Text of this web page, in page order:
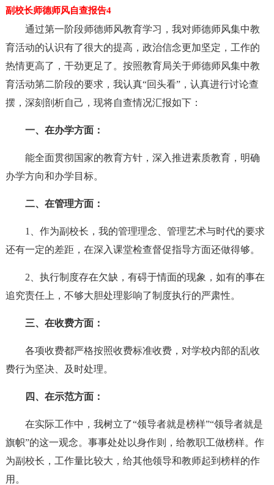
副校长师德师风自查报告4
通过第一阶段师德师风教育学习，我对师德师风集中教
育活动的认识有了很大的提高，政治信念更加坚定，工作的
热情更高了，干劲更足了。按照教育局关于师德师风集中教
育活动第二阶段的要求，我认真“回头看”，认真进行讨论查
摆，深刻剖析自己，现将自查情况汇报如下：
一、在办学方面：
能全面贯彻国家的教育方针，深入推进素质教育，明确
办学方向和办学目标。
二、在管理方面：
1、作为副校长，我的管理理念、管理艺术与时代的要求
还有一定的差距，在深入课堂检查督促指导方面还做得够。
2、执行制度存在欠缺，有碍于情面的现象，如有的事在
追究责任上，不够大胆处理影响了制度执行的严肃性。
三、在收费方面：
各项收费都严格按照收费标准收费，对学校内部的乱收
费行为坚决、及时处理。
四、在示范方面：
在实际工作中，我树立了“领导者就是榜样”“领导者就是
旗帜”的这一观念。事事处处以身作则，给教职工做榜样。作
为副校长，工作量比较大，给其他领导和教师起到榜样的作
用。